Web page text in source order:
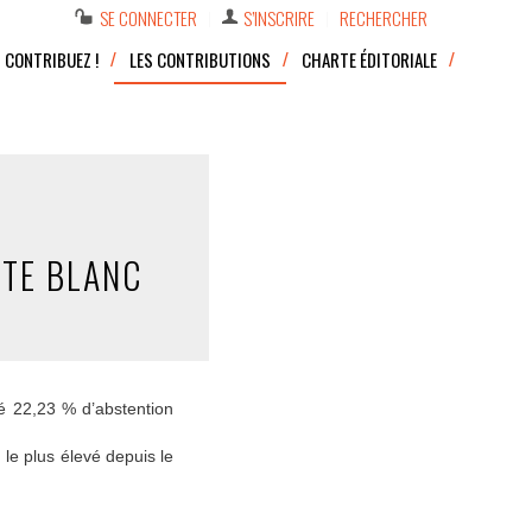
SE CONNECTER S’INSCRIRE
RECHERCHER
CONTRIBUEZ !
LES CONTRIBUTIONS CHARTE ÉDITORIALE
BLANC
% d’abstention
plus élevé depuis le